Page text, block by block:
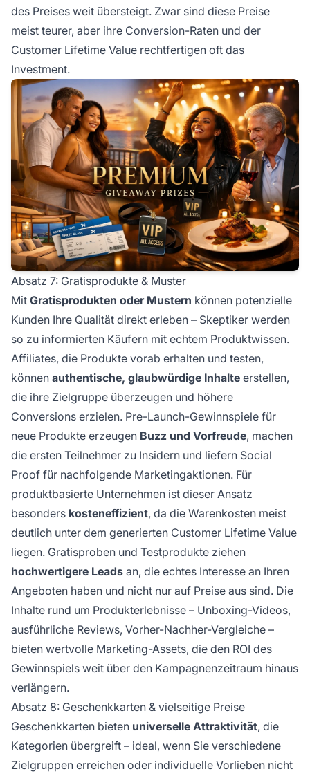
des Preises weit übersteigt. Zwar sind diese Preise
meist teurer, aber ihre Conversion-Raten und der
Customer Lifetime Value rechtfertigen oft das
Investment.
Absatz 7: Gratisprodukte & Muster
Mit Gratisprodukten oder Mustern können potenzielle
Kunden Ihre Qualität direkt erleben – Skeptiker werden
so zu informierten Käufern mit echtem Produktwissen.
Affiliates, die Produkte vorab erhalten und testen,
können authentische, glaubwürdige Inhalte erstellen,
die ihre Zielgruppe überzeugen und höhere
Conversions erzielen. Pre-Launch-Gewinnspiele für
neue Produkte erzeugen Buzz und Vorfreude, machen
die ersten Teilnehmer zu Insidern und liefern Social
Proof für nachfolgende Marketingaktionen. Für
produktbasierte Unternehmen ist dieser Ansatz
besonders kosteneffizient, da die Warenkosten meist
deutlich unter dem generierten Customer Lifetime Value
liegen. Gratisproben und Testprodukte ziehen
hochwertigere Leads an, die echtes Interesse an Ihren
Angeboten haben und nicht nur auf Preise aus sind. Die
Inhalte rund um Produkterlebnisse – Unboxing-Videos,
ausführliche Reviews, Vorher-Nachher-Vergleiche –
bieten wertvolle Marketing-Assets, die den ROI des
Gewinnspiels weit über den Kampagnenzeitraum hinaus
verlängern.
Absatz 8: Geschenkkarten & vielseitige Preise
Geschenkkarten bieten universelle Attraktivität, die
Kategorien übergreift – ideal, wenn Sie verschiedene
Zielgruppen erreichen oder individuelle Vorlieben nicht